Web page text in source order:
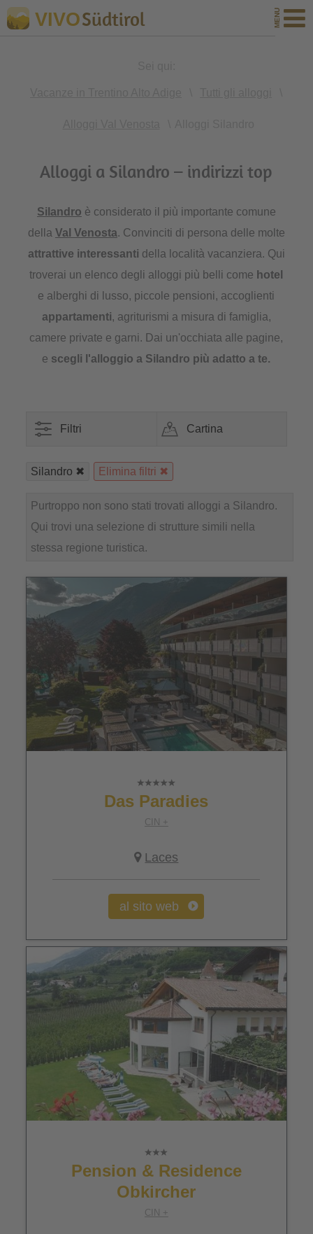
VIVOSüdtirol
Alloggi a Silandro – indirizzi top
Silandro è considerato il più importante comune
della Val Venosta. Convinciti di persona delle molte
attrattive interessanti della località vacanziera. Qui
troverai un elenco degli alloggi più belli come hotel
e alberghi di lusso, piccole pensioni, accoglienti
appartamenti, agriturismi a misura di famiglia,
camere private e garni. Dai un'occhiata alle pagine,
e scegli l'alloggio a Silandro più adatto a te.
Filtri Cartina
Silandro Elimina filtri
Purtroppo non sono stati trovati alloggi a Silandro.
Qui trovi una selezione di strutture simili nella
stessa regione turistica.
Das Paradies
CIN +
Laces
al sito web
Pension & Residence
Obkircher
CIN +